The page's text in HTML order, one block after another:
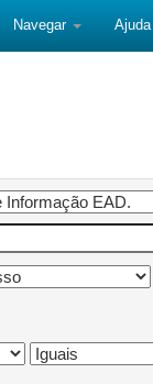
Navegar Ajuda